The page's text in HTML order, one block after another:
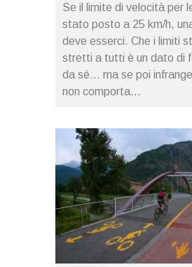
Se il limite di velocità per
stato posto a 25 km/h,
deve esserci. Che i limiti
stretti a tutti è un dato di
da sé... ma se poi
non comporta...